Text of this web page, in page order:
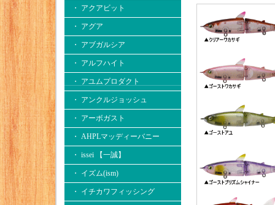
・ アクアビット
・ アグア
・ アブガルシア
・ アルフハイト
・ アユムプロダクト
・ アンクルジョッシュ
・ アーボガスト
・ AHPLマッディーバニー
・ issei 【一誠】
・ イズム(ism)
・ イチカワフィッシング